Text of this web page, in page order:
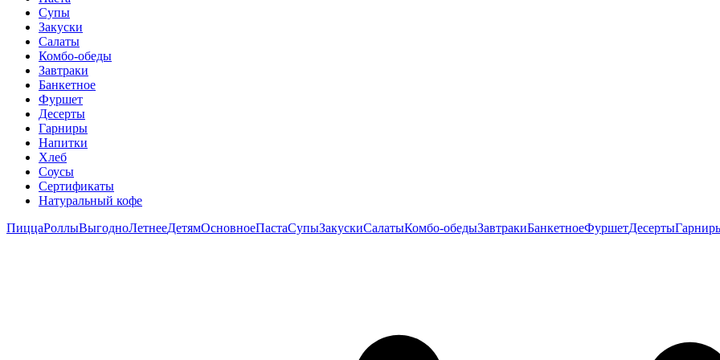
Супы
Закуски
Салаты
Комбо-обеды
Завтраки
Банкетное
Фуршет
Десерты
Гарниры
Напитки
Хлеб
Соусы
Сертификаты
Натуральный кофе
ПиццаРоллыВыгодноЛетнееДетямОсновноеПастаСупыЗакускиСалатыКомбо-обедыЗавтракиБанкетноеФуршетДесерты